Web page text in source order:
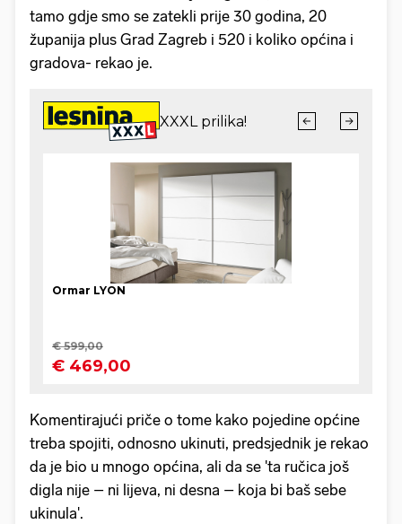
tamo gdje smo se zatekli prije 30 godina, 20
županija plus Grad Zagreb i 520 i koliko općina i
gradova- rekao je.
Komentirajući priče o tome kako pojedine općine
treba spojiti, odnosno ukinuti, predsjednik je rekao
da je bio u mnogo općina, ali da se 'ta ručica još
digla nije – ni lijeva, ni desna – koja bi baš sebe
ukinula'.